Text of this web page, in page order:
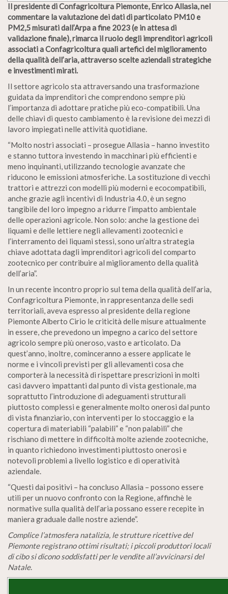
Il presidente di Confagricoltura Piemonte, Enrico Allasia, nel
commentare la valutazione dei dati di particolato PM10 e
PM2,5 misurati dall’Arpa a fine 2023 (e in attesa di
validazione finale), rimarca il ruolo degli imprenditori agricoli
associati a Confagricoltura quali artefici del miglioramento
della qualità dell’aria, attraverso scelte aziendali strategiche
e investimenti mirati.
Il settore agricolo sta attraversando una trasformazione
guidata da imprenditori che comprendono sempre più
l’importanza di adottare pratiche più eco-compatibili. Una
delle chiavi di questo cambiamento è la revisione dei mezzi di
lavoro impiegati nelle attività quotidiane.
“Molto nostri associati – prosegue Allasia – hanno investito
e stanno tuttora investendo in macchinari più efficienti e
meno inquinanti, utilizzando tecnologie avanzate che
riducono le emissioni atmosferiche. La sostituzione di vecchi
trattori e attrezzi con modelli più moderni e ecocompatibili,
anche grazie agli incentivi di Industria 4.0, è un segno
tangibile del loro impegno a ridurre l’impatto ambientale
delle operazioni agricole. Non solo: anche la gestione dei
liquami e delle lettiere negli allevamenti zootecnici e
l’interramento dei liquami stessi, sono un’altra strategia
chiave adottata dagli imprenditori agricoli del comparto
zootecnico per contribuire al miglioramento della qualità
dell’aria”.
In un recente incontro proprio sul tema della qualità dell’aria,
Confagricoltura Piemonte, in rappresentanza delle sedi
territoriali, aveva espresso al presidente della regione
Piemonte Alberto Cirio le criticità delle misure attualmente
in essere, che prevedono un impegno a carico del settore
agricolo sempre più oneroso, vasto e articolato. Da
quest’anno, inoltre, cominceranno a essere applicate le
norme e i vincoli previsti per gli allevamenti cosa che
comporterà la necessità di rispettare prescrizioni in molti
casi davvero impattanti dal punto di vista gestionale, ma
soprattutto l’introduzione di adeguamenti strutturali
piuttosto complessi e generalmente molto onerosi dal punto
di vista finanziario, con interventi per lo stoccaggio e la
copertura di materiabili “palabili” e “non palabili” che
rischiano di mettere in difficoltà molte aziende zootecniche,
in quanto richiedono investimenti piuttosto onerosi e
notevoli problemi a livello logistico e di operatività
aziendale.
“Questi dai positivi – ha concluso Allasia – possono essere
utili per un nuovo confronto con la Regione, affinchè le
normative sulla qualità dell’aria possano essere recepite in
maniera graduale dalle nostre aziende”.
Complice l’atmosfera natalizia, le strutture ricettive del
Piemonte registrano ottimi risultati; i piccoli produttori locali
di cibo si dicono soddisfatti per le vendite all’avvicinarsi del
Natale.